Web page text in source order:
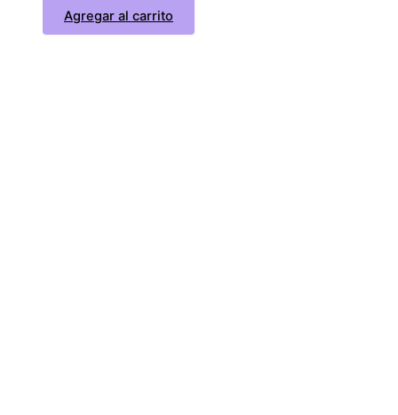
Agregar al carrito